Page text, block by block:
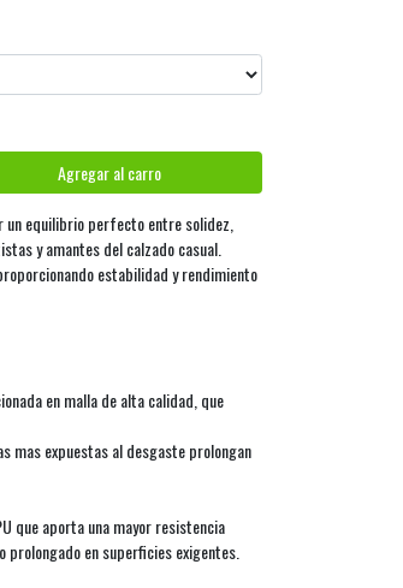
Agregar al carro
equilibrio perfecto entre solidez,
y amantes del calzado casual.
estabilidad y rendimiento
en malla de alta calidad, que
mas expuestas al desgaste prolongan
que aporta una mayor resistencia
en superficies exigentes.